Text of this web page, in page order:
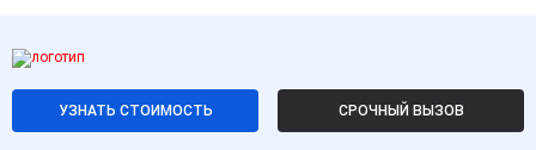
УЗНАТЬ СТОИМОСТЬ СРОЧНЫЙ ВЫЗОВ